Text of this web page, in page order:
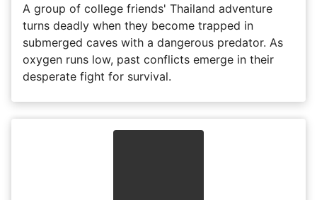
A group of college friends' Thailand adventure
turns deadly when they become trapped in
submerged caves with a dangerous predator. As
oxygen runs low, past conflicts emerge in their
desperate fight for survival.